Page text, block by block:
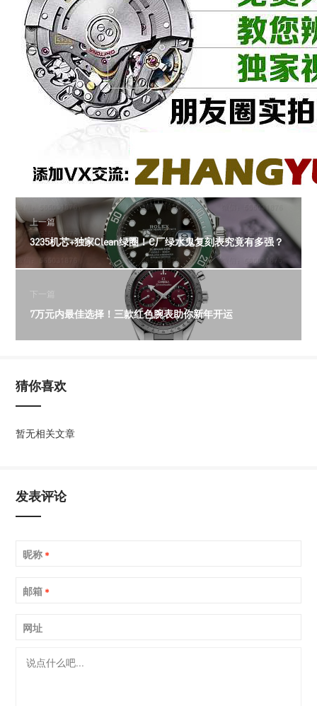
上一篇
3235机芯+独家Clean绿圈！C厂绿水鬼复刻表究竟有多强？
下一篇
7万元内最佳选择！三款红色腕表助你新年开运
猜你喜欢
暂无相关文章
发表评论
昵称 *
邮箱 *
网址